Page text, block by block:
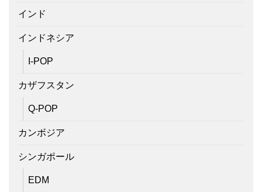
インド
インドネシア
I-POP
カザフスタン
Q-POP
カンボジア
シンガポール
EDM